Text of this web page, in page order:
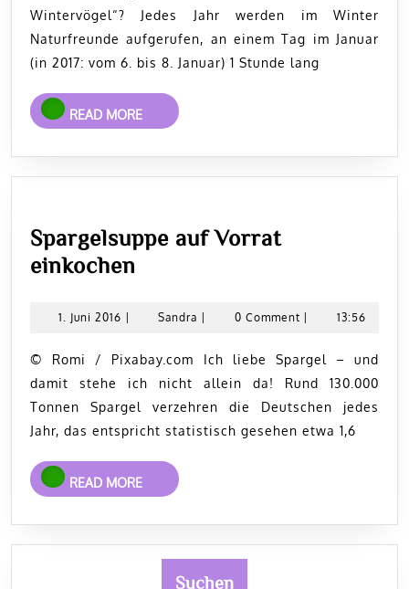
Wintervögel“? Jedes Jahr werden im Winter
Naturfreunde aufgerufen, an einem Tag im Januar
(in 2017: vom 6. bis 8. Januar) 1 Stunde lang
READ MORE
READ
MORE
Spargelsuppe auf Vorrat
einkochen
Vorrat
1. Juni 2016 1.
Sandra Sandra0 Comment 13:56
© Romi / Pixabay.com Ich liebe Spargel – und
damit stehe ich nicht allein da! Rund 130.000
Tonnen Spargel verzehren die Deutschen jedes
Jahr, das entspricht statistisch gesehen etwa 1,6
READ MORE
READ
MORE
Suchen